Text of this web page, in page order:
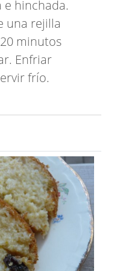
e hinchada.
una rejilla
minutos
Enfriar
frío.